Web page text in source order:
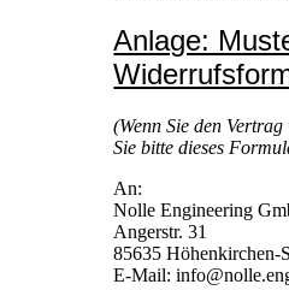
Anlage:
(Wenn Sie den
Sie bitte dieses
An:
Nolle Engineering
Angerstr. 31
85635 Höhenkirchen-
E-Mail: